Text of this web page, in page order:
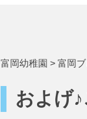
富岡幼稚園 > 富岡
およげ